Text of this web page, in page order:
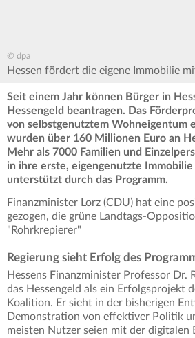
© dpa
Hessen fördert die eigene Immobilie
Seit einem Jahr können Bürger in
Hessengeld beantragen. Das
von selbstgenutztem Wohneigentum
wurden über 160 Millionen Euro an
Mehr als 7000 Familien und
in ihre erste, eigengenutzte Immobilie
unterstützt durch das Programm.
Finanzminister Lorz (CDU) hat eine
gezogen, die grüne Landtags-
"Rohrkrepierer"
Regierung sieht Erfolg des
Hessens Finanzminister Professor Dr.
das Hessengeld als ein Erfolgsprojekt
Koalition. Er sieht in der bisherigen
Demonstration von effektiver Politik
meisten Nutzer seien mit der digitalen